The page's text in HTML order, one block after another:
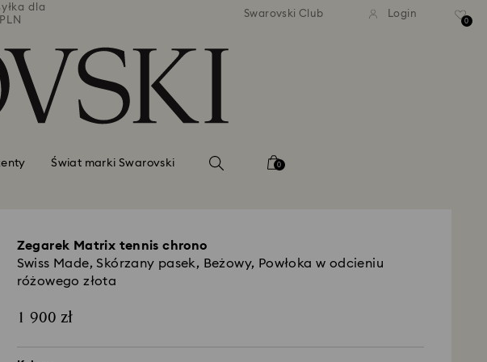
dla
Bezpłatna standardowa wysyłka dla
zamówień powyżej 420 PLN
Bezpłatna standardowa
zamówień powyżej 420
Swarovski Club Login
0
Świat marki Swarovski 0
Zegarek Matrix tennis chrono
Swiss Made, Skórzany pasek, Beżowy, Powłoka w odcieniu
różowego złota
1 900 zł